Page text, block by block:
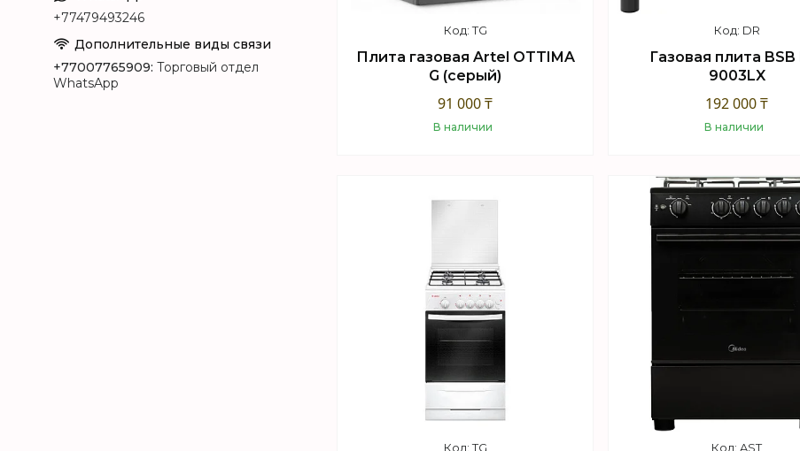
TG
Плита газовая Artel OTTIMA
G (серый)
91 000 ₸
В наличии
DR
Газовая плита BSB
9003LX
192 000 ₸
В наличии
Купить
TG AST
+77479493246
+77007765909 Торговый отдел
WhatsApp